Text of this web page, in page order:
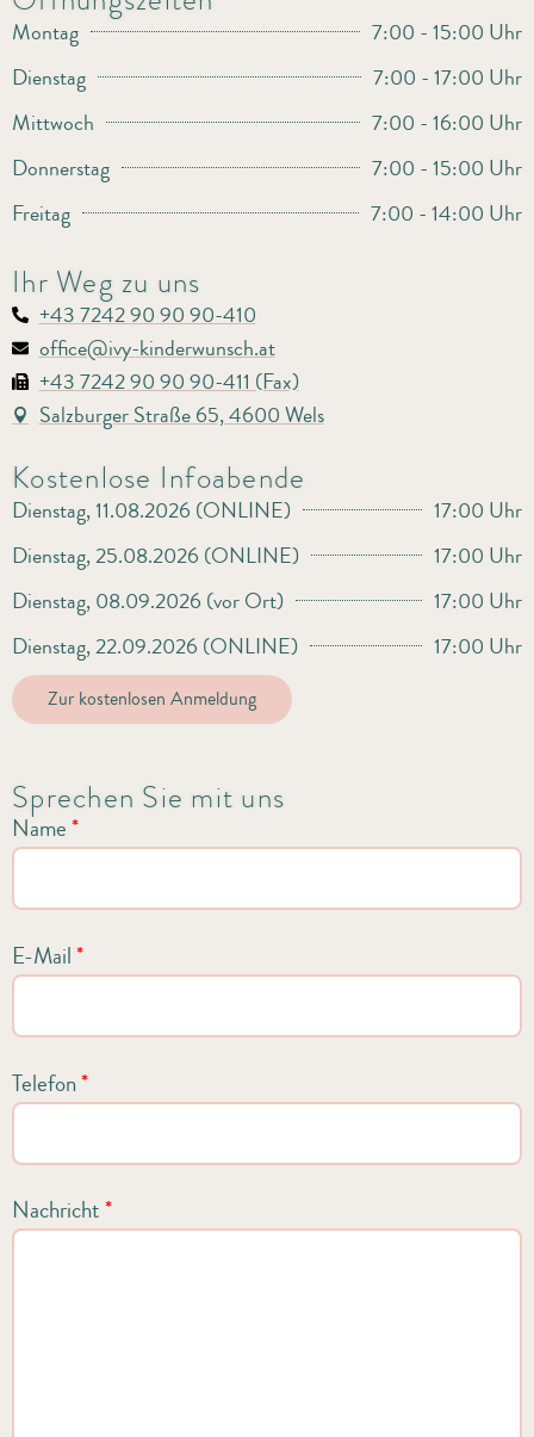
Montag
7:00 - 15:00 Uhr
Dienstag
7:00 - 17:00 Uhr
Mittwoch
7:00 - 16:00 Uhr
Donnerstag
7:00 - 15:00 Uhr
Freitag
7:00 - 14:00 Uhr
Ihr Weg zu uns
+43 7242 90 90 90-410
office@ivy-kinderwunsch.at
+43 7242 90 90 90-411 (Fax)
Salzburger Straße 65, 4600 Wels
Kostenlose Infoabende
Dienstag, 11.08.2026 (ONLINE)
17:00 Uhr
Dienstag, 25.08.2026 (ONLINE)
17:00 Uhr
Dienstag, 08.09.2026 (vor Ort)
17:00 Uhr
Dienstag, 22.09.2026 (ONLINE)
17:00 Uhr
Zur kostenlosen Anmeldung
Sprechen Sie mit uns
Name*
E-Mail*
Telefon*
Nachricht*